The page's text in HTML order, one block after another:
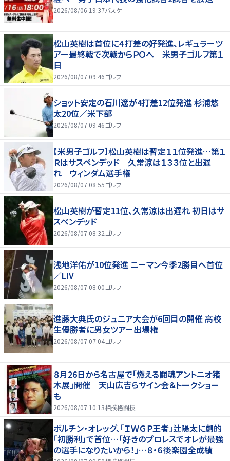
2026/08/06 19:37バスケ
松山英樹は首位に４打差の好発進、レギュラーツ
アー最終戦で次戦からＰＯへ 米男子ゴルフ第１
日
2026/08/07 09:46ゴルフ
ショット安定の石川遼が4打差12位発進 杉浦悠
太20位／米下部
2026/08/07 09:46ゴルフ
【米男子ゴルフ】松山英樹は暫定１１位発進…第１
Ｒはサスペンデッド 久常涼は１３３位と出遅
れ ウィンダム選手権
2026/08/07 08:55ゴルフ
松山英樹が暫定11位、久常涼は出遅れ 初日はサ
スペンデッド
2026/08/07 08:32ゴルフ
浅地洋佑が10位発進 ニーマン今季2勝目へ首位
／LIV
2026/08/07 08:00ゴルフ
進藤大典氏のジュニア大会が6回目の開催 高校
生優勝者に男女ツアー出場権
2026/08/07 07:04ゴルフ
８月26日から名古屋で「燃える闘魂アントニオ猪
木展」開催 天山広吉らサイン会＆トークショー
も
2026/08/07 10:13相撲格闘技
ボルチン・オレッグ、「ＩＷＧＰ王者」辻陽太に劇的
「初勝利」で首位…「好きのプロレスでオレが最強
の選手になりたいから！」…８・６後楽園全成績